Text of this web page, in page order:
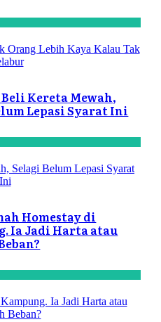
Orang Lebih Kaya Kalau Tak
Beli Kereta Mewah,
Lepasi Syarat Ini
Selagi Belum Lepasi Syarat
Ini
Homestay di
Ia Jadi Harta atau
Ia Jadi Harta atau
Beban?